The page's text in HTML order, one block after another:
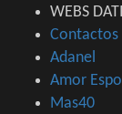
WEBS
Contactos
Adanel
Amor
Mas40